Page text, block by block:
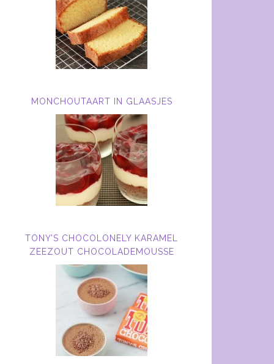
MONCHOUTAART IN GLAASJES
TONY’S CHOCOLONELY KARAMEL
ZEEZOUT CHOCOLADEMOUSSE